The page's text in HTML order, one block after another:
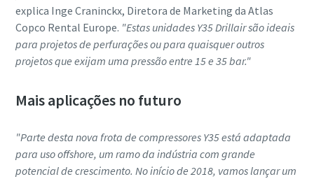
explica Inge Craninckx, Diretora de Marketing da Atlas
Copco Rental Europe. "Estas unidades Y35 Drillair são ideais
para projetos de perfurações ou para quaisquer outros
projetos que exijam uma pressão entre 15 e 35 bar."
Mais aplicações no futuro
"Parte desta nova frota de compressores Y35 está adaptada
para uso offshore, um ramo da indústria com grande
potencial de crescimento. No início de 2018, vamos lançar um